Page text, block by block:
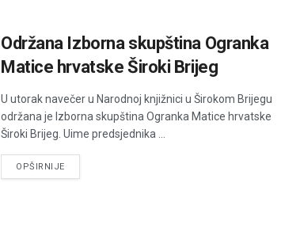
Održana Izborna skupština Ogranka
Matice hrvatske Široki Brijeg
U utorak navečer u Narodnoj knjižnici u Širokom Brijegu
održana je Izborna skupština Ogranka Matice hrvatske
Široki Brijeg. Uime predsjednika ...
OPŠIRNIJEDETAILS